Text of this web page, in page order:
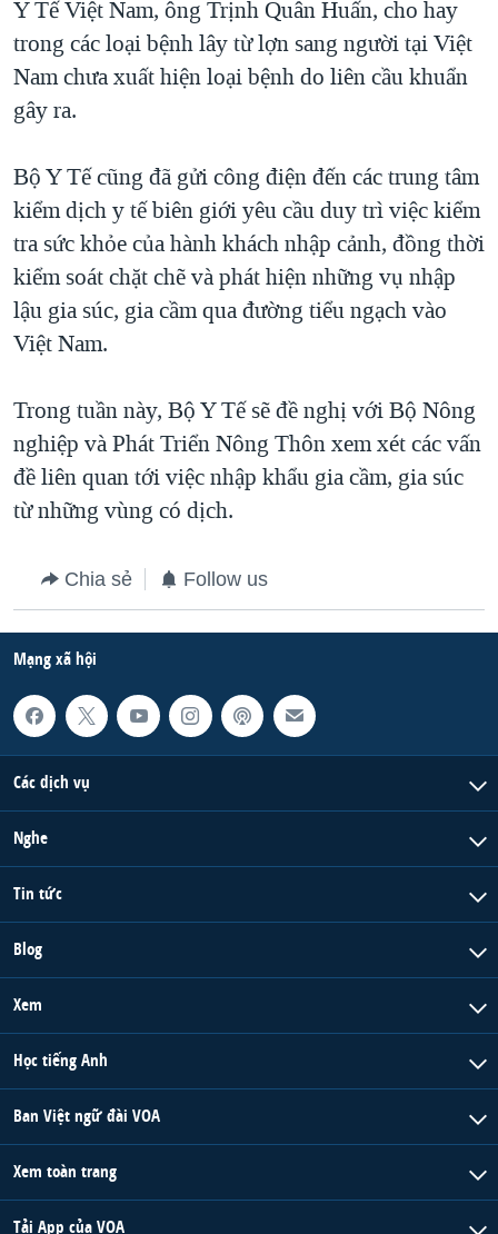
Y Tế Việt Nam, ông Trịnh Quân Huấn, cho hay
trong các loại bệnh lây từ lợn sang người tại Việt
Nam chưa xuất hiện loại bệnh do liên cầu khuẩn
gây ra.
Bộ Y Tế cũng đã gửi công điện đến các trung tâm
kiểm dịch y tế biên giới yêu cầu duy trì việc kiểm
tra sức khỏe của hành khách nhập cảnh, đồng thời
kiểm soát chặt chẽ và phát hiện những vụ nhập
lậu gia súc, gia cầm qua đường tiểu ngạch vào
Việt Nam.
Trong tuần này, Bộ Y Tế sẽ đề nghị với Bộ Nông
nghiệp và Phát Triển Nông Thôn xem xét các vấn
đề liên quan tới việc nhập khẩu gia cầm, gia súc
từ những vùng có dịch.
Chia sẻ Follow us
Mạng xã hội
Các dịch vụ
Nghe
Tin tức
Blog
Xem
Học tiếng Anh
Ban Việt ngữ đài VOA
Xem toàn trang
Tải App của VOA